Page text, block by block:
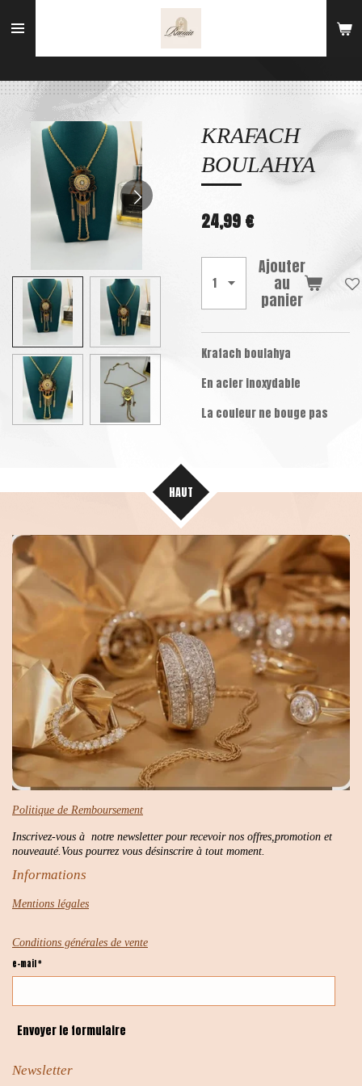
au
KRAFACH
BOULAHYA
24,99 €
Ajouter
au
panier
Krafach boulahya
En acier inoxydable
La couleur ne bouge pas
HAUT
Politique de Remboursement
Inscrivez-vous à notre newsletter pour recevoir nos offres,promotion et
nouveauté.Vous pourrez vous désinscrire à tout moment.
Informations
Mentions légales
Conditions générales de vente
e-mail *
Envoyer le formulaire
Newsletter